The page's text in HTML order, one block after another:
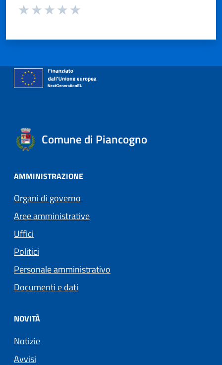
Valuta da 1 a 5 stelle la pagina
Comune di Piancogno
AMMINISTRAZIONE
Organi di governo
Aree amministrative
Uffici
Politici
Personale amministrativo
Documenti e dati
NOVITÀ
Notizie
Avvisi